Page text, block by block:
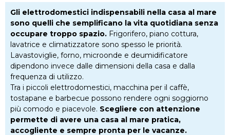
Gli elettrodomestici indispensabili nella casa al mare
sono quelli che semplificano la vita quotidiana senza
occupare troppo spazio. Frigorifero, piano cottura,
lavatrice e climatizzatore sono spesso le priorità.
Lavastoviglie, forno, microonde e deumidificatore
dipendono invece dalle dimensioni della casa e dalla
frequenza di utilizzo.
Tra i piccoli elettrodomestici, macchina per il caffè,
tostapane e barbecue possono rendere ogni soggiorno
più comodo e piacevole. Scegliere con attenzione
permette di avere una casa al mare pratica,
accogliente e sempre pronta per le vacanze.